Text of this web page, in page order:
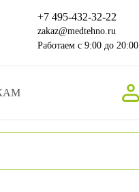
+7 495-432-32-22
zakaz@medtehno.ru
Работаем с 9:00 до 20:00